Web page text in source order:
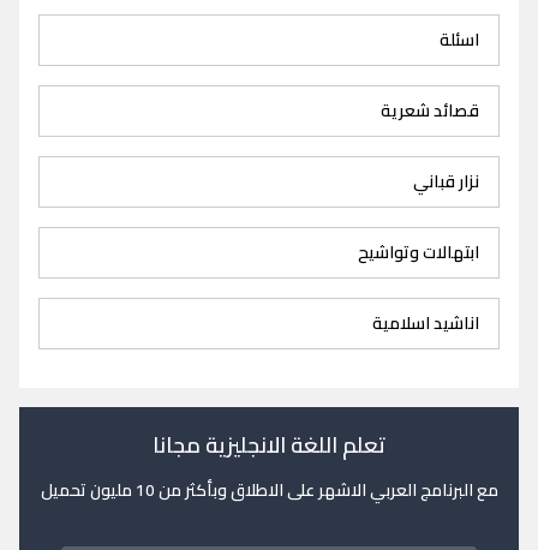
اسئلة
قصائد شعرية
نزار قباني
ابتهالات وتواشيح
اناشيد اسلامية
تعلم اللغة الانجليزية مجانا
مع البرنامج العربي الاشهر على الاطلاق وبأكثر من 10 مليون تحميل